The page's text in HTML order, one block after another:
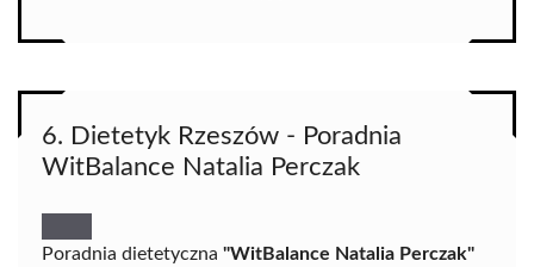
6. Dietetyk Rzeszów - Poradnia
WitBalance Natalia Perczak
Poradnia dietetyczna "WitBalance Natalia Perczak"